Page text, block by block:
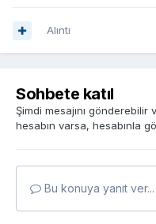
Alıntı
Sohbete katıl
Şimdi mesajını
hesabın varsa, hesabınla
Bu konuya yanıt ver...